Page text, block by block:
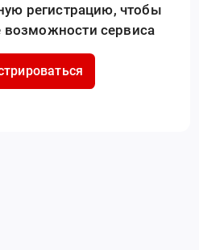
регистрацию, чтобы
возможности сервиса